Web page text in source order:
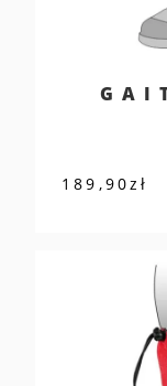
189,90zł